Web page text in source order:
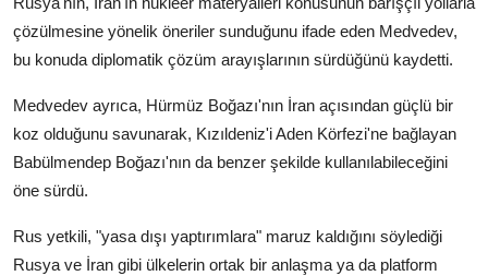
çözülmesine yönelik öneriler sunduğunu ifade eden Medvedev,
bu konuda diplomatik çözüm arayışlarının sürdüğünü kaydetti.
Medvedev ayrıca, Hürmüz Boğazı'nın İran açısından güçlü bir
koz olduğunu savunarak, Kızıldeniz'i Aden Körfezi'ne bağlayan
Babülmendep Boğazı'nın da benzer şekilde kullanılabileceğini
öne sürdü.
Rus yetkili, "yasa dışı yaptırımlara" maruz kaldığını söylediği
Rusya ve İran gibi ülkelerin ortak bir anlaşma ya da platform